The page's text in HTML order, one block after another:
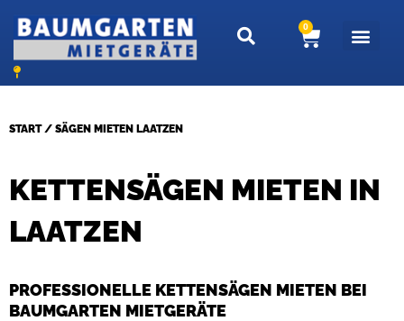
Inhalt
springen
0
W
r
r
START/ SÄGEN MIETEN LAATZEN
KETTENSÄGEN MIETEN IN
LAATZEN
PROFESSIONELLE KETTENSÄGEN MIETEN BEI
BAUMGARTEN MIETGERÄTE